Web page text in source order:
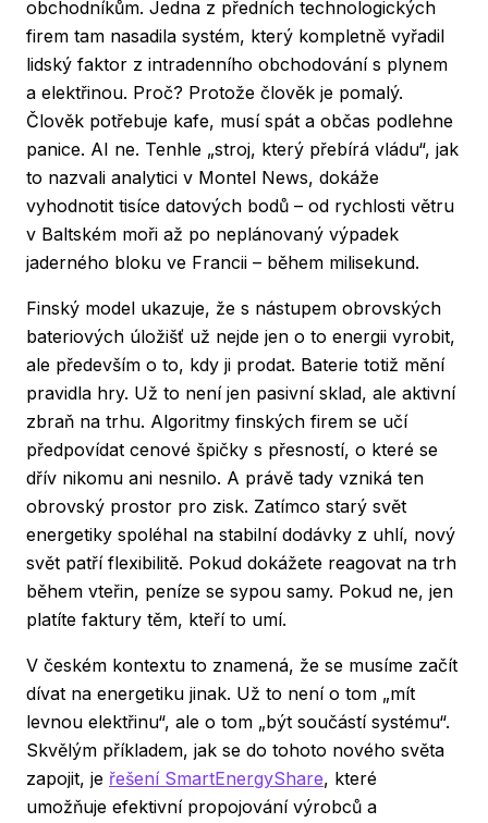
obchodníkům. Jedna z předních technologických
firem tam nasadila systém, který kompletně vyřadil
lidský faktor z intradenního obchodování s plynem
a elektřinou. Proč? Protože člověk je pomalý.
Člověk potřebuje kafe, musí spát a občas podlehne
panice. AI ne. Tenhle „stroj, který přebírá vládu“, jak
to nazvali analytici v Montel News, dokáže
vyhodnotit tisíce datových bodů – od rychlosti větru
v Baltském moři až po neplánovaný výpadek
jaderného bloku ve Francii – během milisekund.
Finský model ukazuje, že s nástupem obrovských
bateriových úložišť už nejde jen o to energii vyrobit,
ale především o to, kdy ji prodat. Baterie totiž mění
pravidla hry. Už to není jen pasivní sklad, ale aktivní
zbraň na trhu. Algoritmy finských firem se učí
předpovídat cenové špičky s přesností, o které se
dřív nikomu ani nesnilo. A právě tady vzniká ten
obrovský prostor pro zisk. Zatímco starý svět
energetiky spoléhal na stabilní dodávky z uhlí, nový
svět patří flexibilitě. Pokud dokážete reagovat na trh
během vteřin, peníze se sypou samy. Pokud ne, jen
platíte faktury těm, kteří to umí.
V českém kontextu to znamená, že se musíme začít
dívat na energetiku jinak. Už to není o tom „mít
levnou elektřinu“, ale o tom „být součástí systému“.
Skvělým příkladem, jak se do tohoto nového světa
zapojit, je řešení SmartEnergyShare, které
umožňuje efektivní propojování výrobců a